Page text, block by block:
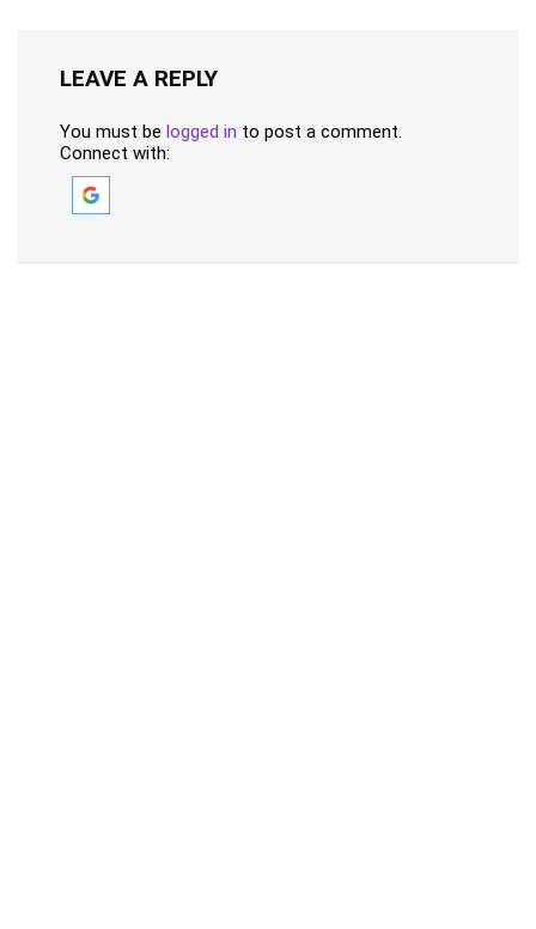
LEAVE A REPLY
You must be logged in to post a comment.
Connect with: